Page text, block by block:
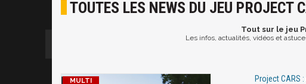
TOUTES LES NEWS DU JEU PROJECT
Tout sur le jeu
Les infos, actualités, vidéos et
Project CARS